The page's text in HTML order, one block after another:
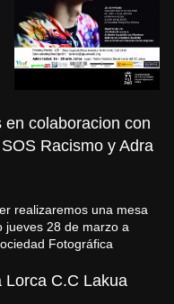
colaboracion con
SOS Racismo y Adra
realizaremos una mesa
jueves 28 de marzo a
Fotográfica
Lorca C.C Lakua